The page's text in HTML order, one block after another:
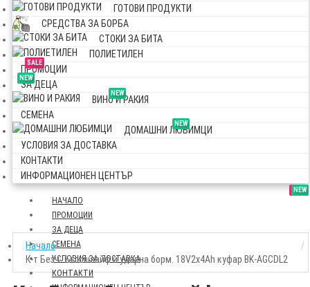
ГОТОВИ ПРОДУКТИ
СРЕДСТВА ЗА БОРБА
СТОКИ ЗА БИТА
ПОЛИЕТИЛЕН
SALE
ПРОМОЦИИ
NEW
ЗА ДЕЦА
NEW
ВИНО И РАКИЯ
СЕМЕНА
NEW
ДОМАШНИ ЛЮБИМЦИ
УСЛОВИЯ ЗА ДОСТАВКА
КОНТАКТИ
ИНФОРМАЦИОНЕН ЦЕНТЪР
НАЧАЛО
SALE
ПРОМОЦИИ
NEW
ЗА ДЕЦА
СЕМЕНА
УСЛОВИЯ ЗА ДОСТАВКА
КОНТАКТИ
Начало
К-т Безч. Ъглошлайф и ударна борм. 18V2x4Ah куфар BK-AGCDL2